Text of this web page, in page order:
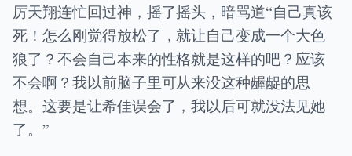
厉天翔连忙回过神，摇了摇头，暗骂道“自己真该
死！怎么刚觉得放松了，就让自己变成一个大色
狼了？不会自己本来的性格就是这样的吧？应该
不会啊？我以前脑子里可从来没这种龌龊的思
想。这要是让希佳误会了，我以后可就没法见她
了。”